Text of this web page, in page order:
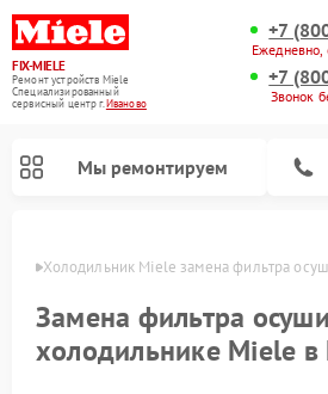
FIX-MIELE
Ремонт устройств Miele
Специализированный
cервисный центр г.Иваново
+7
+7
Звонок
Мы ремонтируем
Холодильник Miele замена фильтра
Замена фильтра
холодильнике Miele в